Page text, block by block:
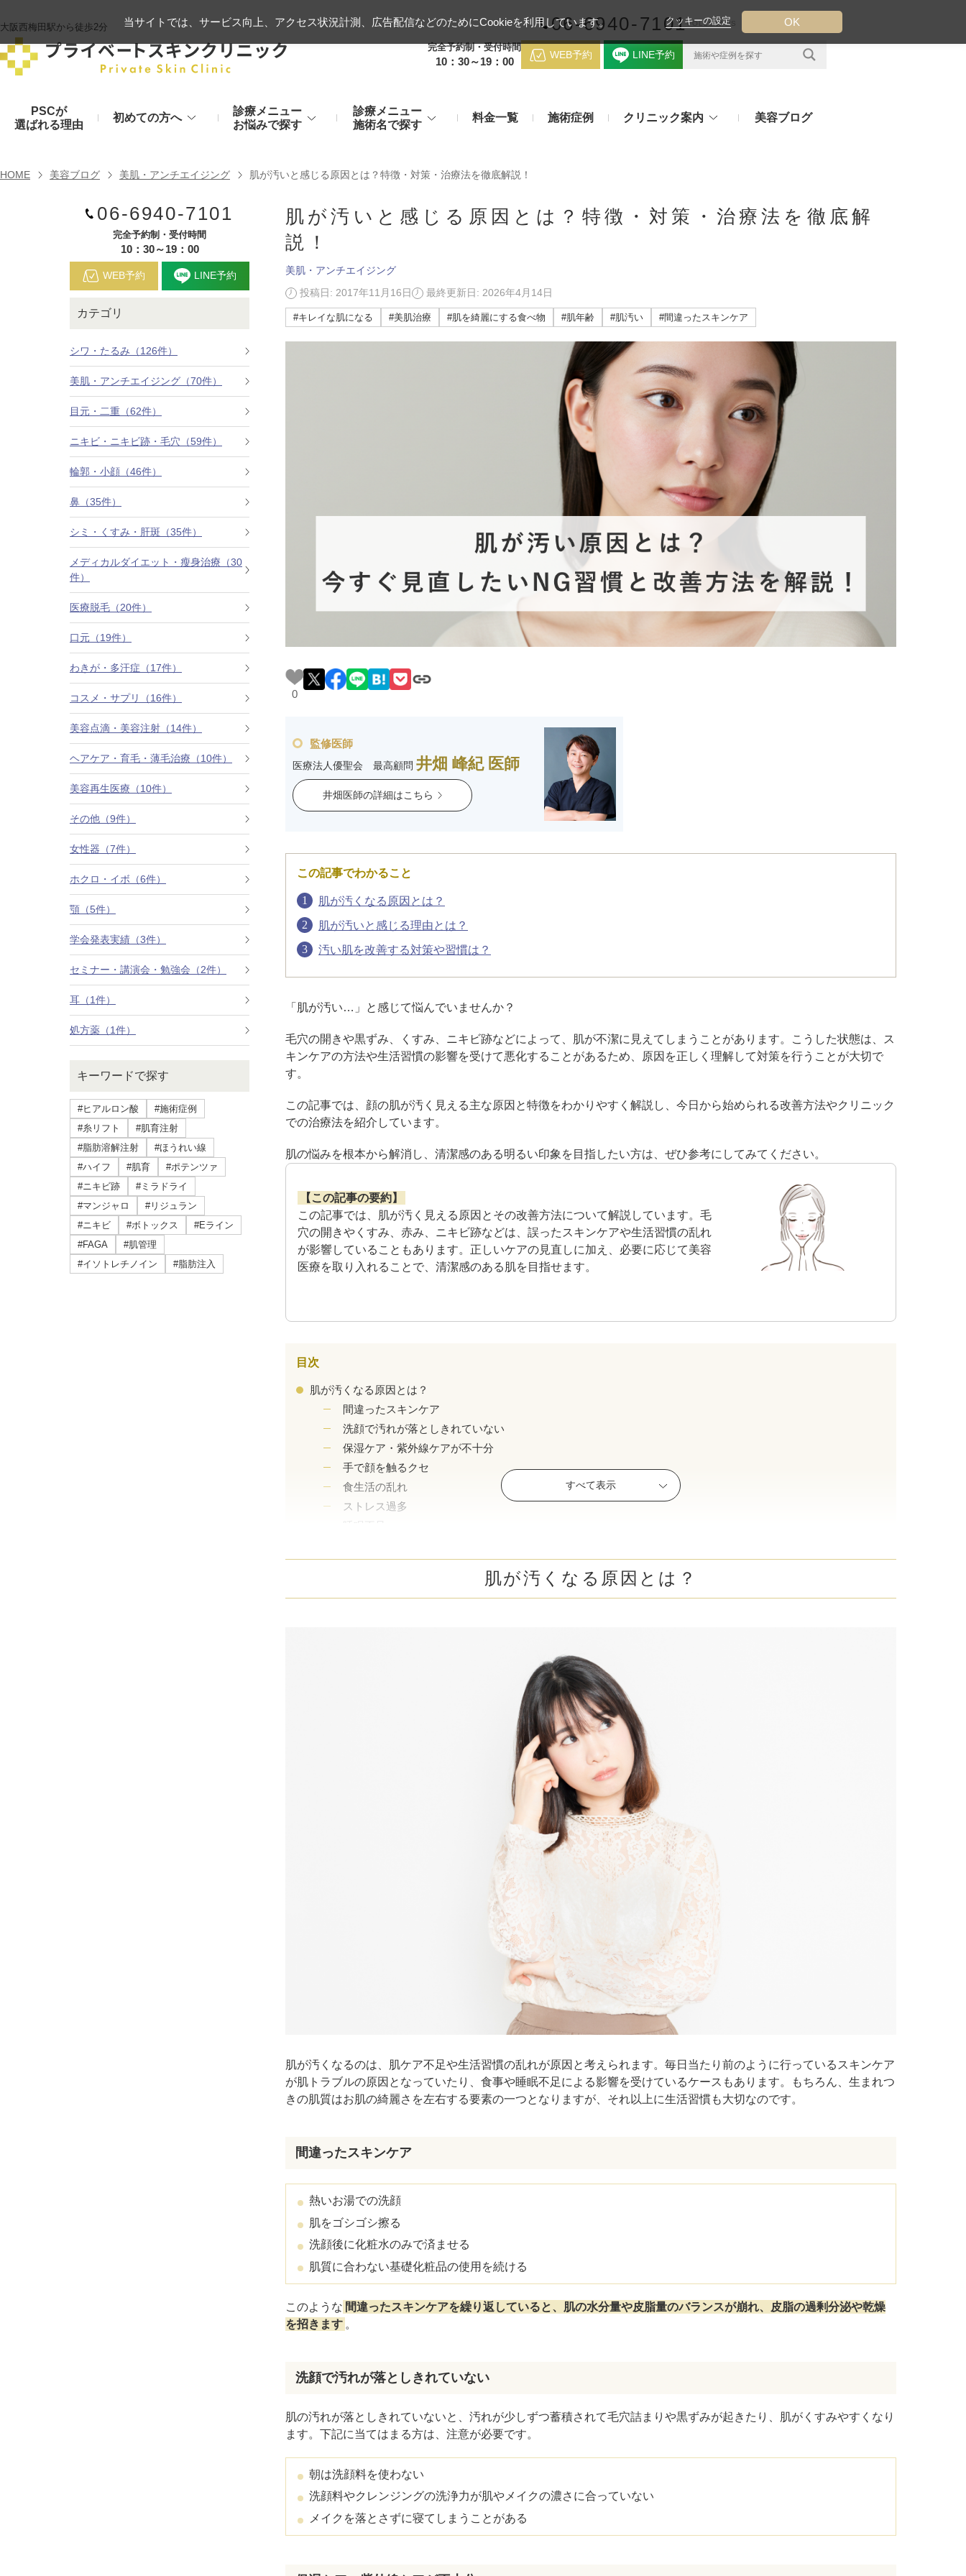
大阪西梅田駅から徒歩2分 06-6940-7101FOLLOW US
完全予約制・受付時間
10：30～19：00
WEB予約 LINE予約
PSCが
選ばれる理由
初めての方へ
施術の流れ
初診時のお持物
お支払いについて
診療メニュー
お悩みで探す
顔のお悩み
シワ・たるみ
ヒアルロン酸やハイフ、糸リフトなど
目元・二重
埋没法から切開法まで
輪郭・小顔
切らない施術や顔に傷が残りにくい施術など
理想のフェイスラインに
肌のお悩み
美肌・アンチエイジング
医療の力で美肌へ
シミ・くすみ・肝斑
レーザーや光治療など豊富な施術で治療
ニキビ・ニキビ跡・毛穴
ニキビ跡・毛穴の悩みを改善
身体のお悩み
メディカルダイエット・痩身治
療
切らない施術もご用意
医療脱毛
医師による肌診断でマシンを使い分け
ヘアケア・育毛・薄毛治療
経験豊富な形成外科出身医師による丁寧な施術
デリケートなお悩みもお気軽にご相談ください
注射・点滴治療
コスメ・サプリ
クリニック専売のスキンケアやなど
診療メニュー
施術名で探す
ヒアルロン酸リフト デンシティ
モフィウス8 マッサージピール（コラーゲンピール） テスリフト（TESS LIFT）
ボトックス注射（シワ）
スネコス注射 バッカルファット除去術（頬脂肪除去術） ショッピングリフト（ウルトラVリフト）
スキンボトックス（マイクロボトックス） アップニーク（後天性眼瞼下垂の点眼治療）
涙袋ヒアルロン酸注射 二重埋没法
下瞼脂肪取り（経結膜的下眼瞼脱脂術）
グラマラスライン形成（タレ目形成） 目頭切開法
目尻切開法 眉下切開（眉下リフト）
上眼瞼たるみ取り 眼瞼下垂手術
ヒアルロン酸注射（鼻）
小鼻縮小整形術（鼻翼縮小術） 耳介軟骨移植（鼻） 鼻尖形成術（鼻尖縮小術）
切らない小鼻縮小術 だんご鼻脂肪溶解注射
カベリン（カベルライン・Kabelline） 脂肪吸引注射
こめかみのヒアルロン酸注射
チンセラプラス（Cincelar+） エラボトックス注射
ボトックス注射（ガミースマイル・口角アッ
プ）
Cカールリップ スマイルリップ
人中短縮ボトックス Vシェイプ（顎）
クレヴィエル注入 プロテーゼ手術（顎） ポテンツァ（POTENZA）
ダーマペン4
ケアシス 水光注射
ACRS療法（自己血サイトカインリッチ注入
療法）
トXC）
プロファイロ
ルメッカ レーザートーニング（メドライトC6） IPL光治療（Forma α）
シミ取りレーザー（Q-YAGレーザー）
ハイドラフェイシャル ヴェルベットスキン
ミラノリピールボディ ケミカルピーリング イソトレチノイン（ニキビ治療薬）
CO2高周波レーザー（Esprit）
脂肪由来幹細胞点滴 サクセンダ・リベルサス 痩美茶
美脚（ふくらはぎ）ボトックス 脂肪溶解注射（メソセラピー） ダイエット点滴（脂肪燃焼）
小陰唇縮小術
白玉点滴（グルタチオン）
サイトカイン（ベビースキン）点滴 美白点滴（トラネキサム酸）
肩こりボトックス ニンニク注射
アフターピル
料金一覧 施術症例 クリニック案内
医師紹介
オンライン診療
アフターケア
よくあるご質問
美容ブログ
HOME 美容ブログ 美肌・アンチエイジング 肌が汚いと感じる原因とは？特徴・対策・治療法を徹底解説！
06-6940-7101
完全予約制・受付時間
10：30～19：00
WEB予約 LINE予約
カテゴリ
シワ・たるみ（126件）
美肌・アンチエイジング（70件）
目元・二重（62件）
ニキビ・ニキビ跡・毛穴（59件）
輪郭・小顔（46件）
鼻（35件）
シミ・くすみ・肝斑（35件）
メディカルダイエット・瘦身治療（30
件）
医療脱毛（20件）
口元（19件）
わきが・多汗症（17件）
コスメ・サプリ（16件）
美容点滴・美容注射（14件）
ヘアケア・育毛・薄毛治療（10件）
美容再生医療（10件）
その他（9件）
女性器（7件）
ホクロ・イボ（6件）
顎（5件）
学会発表実績（3件）
セミナー・講演会・勉強会（2件）
耳（1件）
処方薬（1件）
キーワードで探す
#ヒアルロン酸
#施術症例
#糸リフト
#肌育注射
#脂肪溶解注射
#ほうれい線
#ハイフ
#肌育
#ポテンツァ
#ニキビ跡
#ミラドライ
#マンジャロ
#リジュラン
#ニキビ
#ボトックス
#Eライン
#FAGA
#肌管理
#イソトレチノイン
#脂肪注入
肌が汚いと感じる原因とは？特徴・対策・治療法を徹底解
説！
美肌・アンチエイジング
投稿日: 2017年11月16日
最終更新日: 2026年4月14日
#キレイな肌になる #美肌治療 #肌を綺麗にする食べ物 #肌年齢 #肌汚い #間違ったスキンケア
0
監修医師
医療法人優聖会 最高顧問 井畑 峰紀 医師
井畑医師の詳細はこちら
この記事でわかること
肌が汚くなる原因とは？
肌が汚いと感じる理由とは？
汚い肌を改善する対策や習慣は？
「肌が汚い…」と感じて悩んでいませんか？
毛穴の開きや黒ずみ、くすみ、ニキビ跡などによって、肌が不潔に見えてしまうことがあります。こうした状態は、ス
キンケアの方法や生活習慣の影響を受けて悪化することがあるため、原因を正しく理解して対策を行うことが大切で
す。
この記事では、顔の肌が汚く見える主な原因と特徴をわかりやすく解説し、今日から始められる改善方法やクリニック
での治療法を紹介しています。
肌の悩みを根本から解消し、清潔感のある明るい印象を目指したい方は、ぜひ参考にしてみてください。
【この記事の要約】
この記事では、肌が汚く見える原因とその改善方法について解説しています。毛
穴の開きやくすみ、赤み、ニキビ跡などは、誤ったスキンケアや生活習慣の乱れ
が影響していることもあります。正しいケアの見直しに加え、必要に応じて美容
医療を取り入れることで、清潔感のある肌を目指せます。
目次
肌が汚くなる原因とは？
間違ったスキンケア
洗顔で汚れが落としきれていない
保湿ケア・紫外線ケアが不十分
手で顔を触るクセ
食生活の乱れ
ストレス過多
シミ、そばかす、色素沈着による色ムラ
肌はきれいに改善できる｜正しいスキンケアと生活習慣
IPL治療（フォーマα）
ダーマペン
ダーマペン4の施術例
ポテンツァ(POTENZA)の施術例（アクネモード10回）
水光注射
水光注射の施術例（併せて行った施術：ジュベルック手打ち2cc）
まとめ
すべて表示
肌が汚くなる原因とは？
肌が汚くなるのは、肌ケア不足や生活習慣の乱れが原因と考えられます。毎日当たり前のように行っているスキンケア
が肌トラブルの原因となっていたり、食事や睡眠不足による影響を受けているケースもあります。もちろん、生まれつ
きの肌質はお肌の綺麗さを左右する要素の一つとなりますが、それ以上に生活習慣も大切なのです。
間違ったスキンケア
熱いお湯での洗顔
肌をゴシゴシ擦る
洗顔後に化粧水のみで済ませる
肌質に合わない基礎化粧品の使用を続ける
このような 間違ったスキンケアを繰り返していると、肌の水分量や皮脂量のバランスが崩れ、皮脂の過剰分泌や乾燥
を招きます 。
洗顔で汚れが落としきれていない
肌の汚れが落としきれていないと、汚れが少しずつ蓄積されて毛穴詰まりや黒ずみが起きたり、肌がくすみやすくなり
ます。下記に当てはまる方は、注意が必要です。
朝は洗顔料を使わない
洗顔料やクレンジングの洗浄力が肌やメイクの濃さに合っていない
メイクを落とさずに寝てしまうことがある
当サイトでは、サービス向上、アクセス状況計測、広告配信などのためにCookieを利用しています。 クッキーの設定 OK